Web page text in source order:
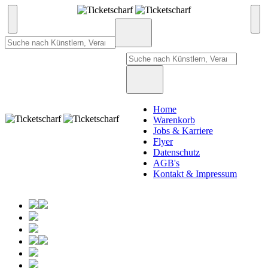
Home
Warenkorb
Jobs & Karriere
Flyer
Datenschutz
AGB's
Kontakt & Impressum